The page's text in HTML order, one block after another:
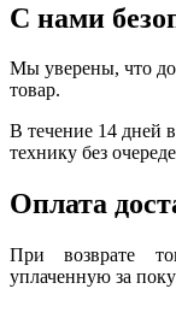
С нами
Мы уверены, что
товар.
В течение 14 дней
технику без
Оплата
При возврате
уплаченную за